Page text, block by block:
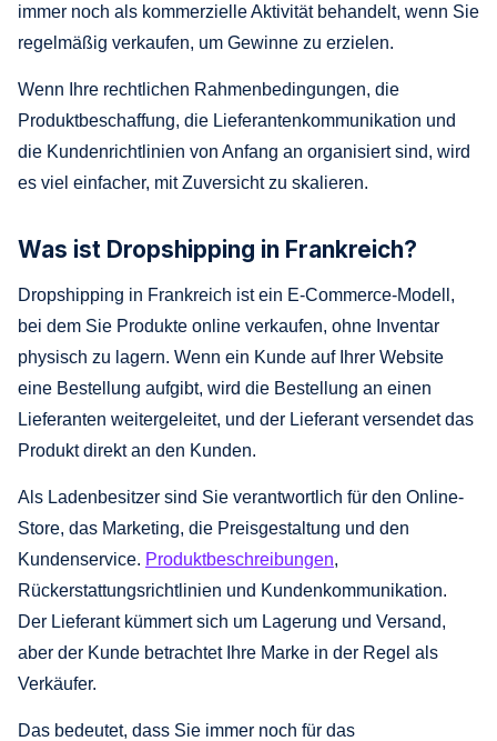
immer noch als kommerzielle Aktivität behandelt, wenn Sie
regelmäßig verkaufen, um Gewinne zu erzielen.
Wenn Ihre rechtlichen Rahmenbedingungen, die
Produktbeschaffung, die Lieferantenkommunikation und
die Kundenrichtlinien von Anfang an organisiert sind, wird
es viel einfacher, mit Zuversicht zu skalieren.
Was ist Dropshipping in Frankreich?
Dropshipping in Frankreich ist ein E-Commerce-Modell,
bei dem Sie Produkte online verkaufen, ohne Inventar
physisch zu lagern. Wenn ein Kunde auf Ihrer Website
eine Bestellung aufgibt, wird die Bestellung an einen
Lieferanten weitergeleitet, und der Lieferant versendet das
Produkt direkt an den Kunden.
Als Ladenbesitzer sind Sie verantwortlich für den Online-
Store, das Marketing, die Preisgestaltung und den
Kundenservice. Produktbeschreibungen,
Rückerstattungsrichtlinien und Kundenkommunikation.
Der Lieferant kümmert sich um Lagerung und Versand,
aber der Kunde betrachtet Ihre Marke in der Regel als
Verkäufer.
Das bedeutet, dass Sie immer noch für das